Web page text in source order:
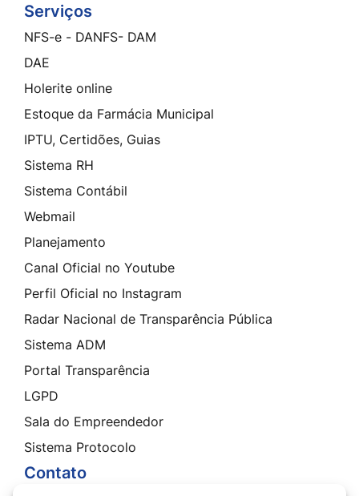
Serviços
NFS-e - DANFS- DAM
DAE
Holerite online
Estoque da Farmácia Municipal
IPTU, Certidões, Guias
Sistema RH
Sistema Contábil
Webmail
Planejamento
Canal Oficial no Youtube
Perfil Oficial no Instagram
Radar Nacional de Transparência Pública
Sistema ADM
Portal Transparência
LGPD
Sala do Empreendedor
Sistema Protocolo
Contato